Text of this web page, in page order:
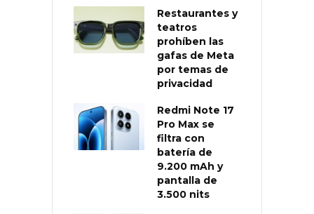
Restaurantes y
teatros
prohíben las
gafas de Meta
por temas de
privacidad
Redmi Note 17
Pro Max se
filtra con
batería de
9.200 mAh y
pantalla de
3.500 nits